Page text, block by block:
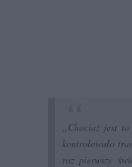
„Chociaż jest
kontrolowało
raz pierwszy